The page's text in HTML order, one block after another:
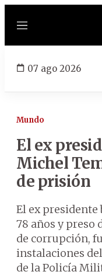
Menú
07 ago 2026
Mundo
El ex
Michel
de prisión
El ex presidente
78 años y preso
de corrupción,
instalaciones
de la Policía